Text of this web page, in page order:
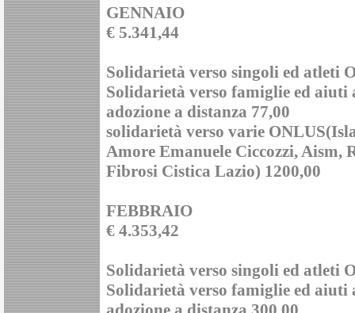
GENNAIO
€ 5.341,44
Solidarietà verso singoli ed atleti
Solidarietà verso famiglie ed aiuti
adozione a distanza 77,00
solidarietà verso varie
Amore Emanuele Ciccozzi,
Fibrosi Cistica Lazio) 1200,00
FEBBRAIO
€ 4.353,42
Solidarietà verso singoli ed atleti
Solidarietà verso famiglie ed aiuti